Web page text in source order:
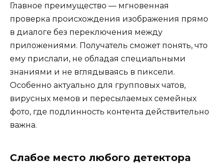
Главное преимущество — мгновенная
проверка происхождения изображения прямо
в диалоге без переключения между
приложениями. Получатель сможет понять, что
ему прислали, не обладая специальными
знаниями и не вглядываясь в пиксели.
Особенно актуально для групповых чатов,
вирусных мемов и пересылаемых семейных
фото, где подлинность контента действительно
важна.
Слабое место любого детектора